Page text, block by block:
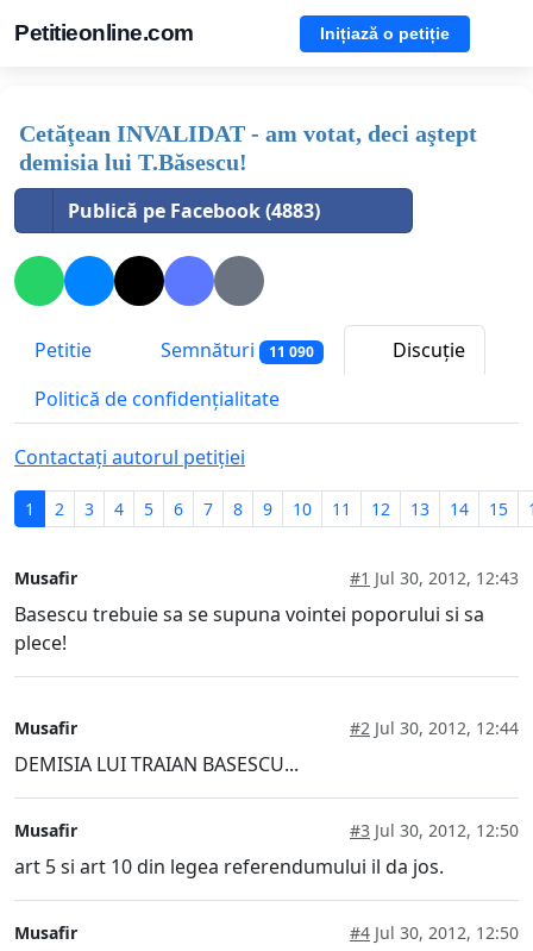
Petitieonline.com Inițiază o petiție
Cetăţean INVALIDAT - am votat, deci aştept
demisia lui T.Băsescu!
Publică pe Facebook (4883)
Petitie Semnături 11 090
Discuție
Politică de confidențialitate
Contactați autorul petiției
1 2 3 4 5 6 7 8 9 10 11 12 13 14 15
Musafir #1 Jul 30, 2012, 12:43
Basescu trebuie sa se supuna vointei poporului si sa
plece!
Musafir #2 Jul 30, 2012, 12:44
DEMISIA LUI TRAIAN BASESCU...
Musafir #3 Jul 30, 2012, 12:50
art 5 si art 10 din legea referendumului il da jos.
Musafir #4 Jul 30, 2012, 12:50